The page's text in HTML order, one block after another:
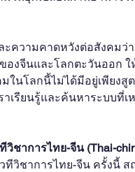
ความคาดหวังต่อสังคมว่
องจีนและโลกตะวันออก
ในโลกนี้ไม่ได้มีอยู่เพียง
าเรียนรู้และค้นหาระบบที่
ชาการไทย-จีน (Thai-
ทีวิชาการไทย-จีน ครั้งนี้